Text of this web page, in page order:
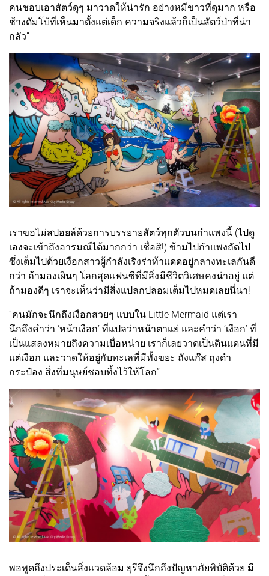
คนชอบเอาสัตว์ดุๆ มาวาดให้น่ารัก อย่างหมีขาวที่ดุมาก หรือ
ช้างดัมโบ้ที่เห็นมาตั้งแต่เด็ก ความจริงแล้วก็เป็นสัตว์ป่าที่น่า
กลัว”
เราขอไม่สปอยล์ด้วยการบรรยายสัตว์ทุกตัวบนกำแพงนี้ (ไปดู
เองจะเข้าถึงอารมณ์ได้มากกว่า เชื่อสิ!) ข้ามไปกำแพงถัดไป
ซึ่งเต็มไปด้วยเงือกสาวผู้กำลังเริงร่าท้าแดดอยู่กลางทะเลกันดี
กว่า ถ้ามองเผินๆ โลกสุดแฟนซีที่มีสิ่งมีชีวิตวิเศษคงน่าอยู่ แต่
ถ้ามองดีๆ เราจะเห็นว่ามีสิ่งแปลกปลอมเต็มไปหมดเลยนี่นา!
“คนมักจะนึกถึงเงือกสวยๆ แบบใน Little Mermaid แต่เรา
นึกถึงคำว่า ‘หน้าเงือก’ ที่แปลว่าหน้าตาแย่ และคำว่า ‘เงือก’ ที่
เป็นแสลงหมายถึงความเบื่อหน่าย เราก็เลยวาดเป็นดินแดนที่มี
แต่เงือก และวาดให้อยู่กับทะเลที่มีทั้งขยะ ถังแก๊ส ถุงดำ
กระป๋อง สิ่งที่มนุษย์ชอบทิ้งไว้ให้โลก”
พอพูดถึงประเด็นสิ่งแวดล้อม ยุรีจึงนึกถึงปัญหาภัยพิบัติด้วย มี